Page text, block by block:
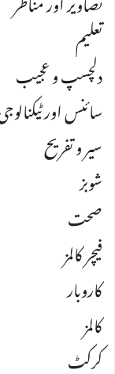
تعلیم
دلچسپ و عجیب
سائنس اور
سیر و تفریح
شوبز
صحت
فیچر کالمز
کاروبار
کالمز